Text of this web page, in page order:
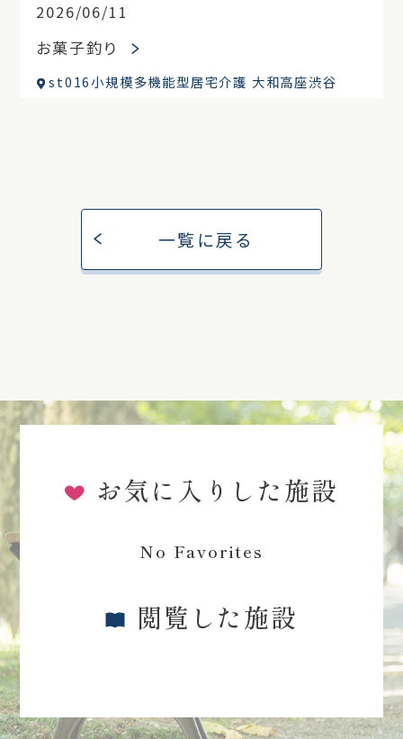
2026/06/11
お菓子釣り
st016小規模多機能型居宅介護 大和高座渋谷
一覧に戻る
お気に入りした施設
No Favorites
閲覧した施設